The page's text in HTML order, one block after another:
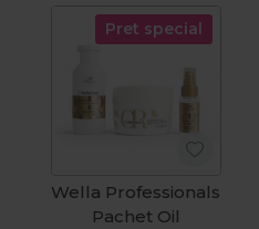
Pret special
Wella Professionals
Pachet Oil